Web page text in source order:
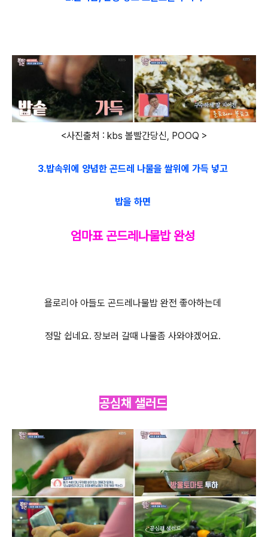
<사진출처 : kbs 볼빨간당신, POOQ >
3.밥속위에 양념한 곤드레 나물을 쌀위에 가득 넣고
밥을 하면
엄마표 곤드레나물밥 완성
욜로리아 아들도 곤드레나물밥 완전 좋아하는데
정말 쉽네요. 장보러 갈때 나물좀 사와야겠어요.
공심채 샐러드